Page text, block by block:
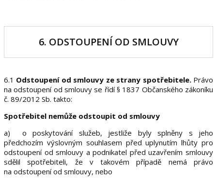
6. ODSTOUPENÍ OD SMLOUVY
6.1 Odstoupení od smlouvy ze strany spotřebitele.Právo
na odstoupení od smlouvy se řídí § 1837 Občanského zákoníku
č. 89/2012 Sb. takto:
Spotřebitel nemůže odstoupit od smlouvy
a)
o poskytování služeb, jestliže byly splněny s jeho
předchozím výslovným souhlasem před uplynutím lhůty pro
odstoupení od smlouvy a podnikatel před uzavřením smlouvy
sdělil spotřebiteli, že v takovém případě nemá právo
na odstoupení od smlouvy, nebo